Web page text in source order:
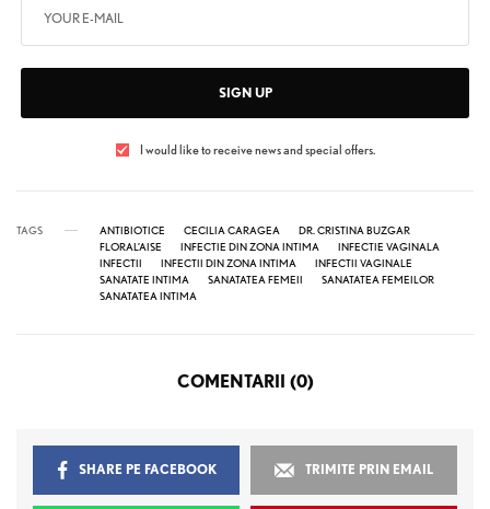
SIGN UP
I would like to receive news and special offers.
TAGS ANTIBIOTICE CECILIA CARAGEA
DR. CRISTINA BUZGAR
FLORAL’AISE
INFECTIE DIN ZONA INTIMA
INFECTIE VAGINALA
INFECTII
INFECTII DIN ZONA INTIMA
INFECTII VAGINALE
SANATATE INTIMA
SANATATEA FEMEII
SANATATEA FEMEILOR
SANATATEA INTIMA
COMENTARII (0)
SHARE PE FACEBOOK TRIMITE PRIN EMAIL